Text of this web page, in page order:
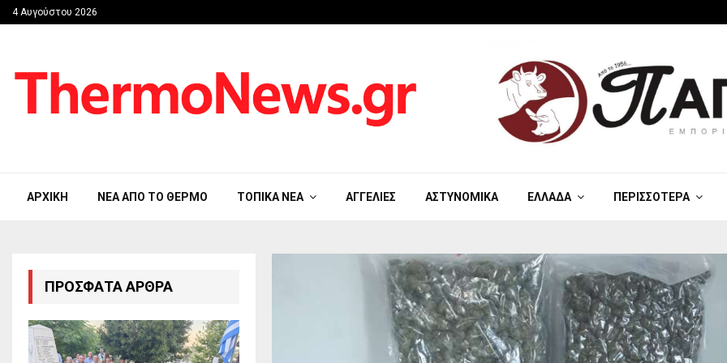
4 Αυγούστου 2026
ΑΡΧΙΚΉ ΝΈΑ ΑΠΟ ΤΟ ΘΈΡΜΟ ΤΟΠΙΚΆ ΝΈΑ ΑΓΓΕΛΊΕΣ ΑΣΤΥΝΟΜΙΚΆ ΕΛΛΆΔΑ ΠΕΡΙΣΣΌΤΕΡΑ
ΠΡΌΣΦΑΤΑ ΆΡΘΡΑ